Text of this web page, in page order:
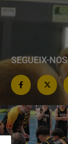
SEGUEIX-NOS